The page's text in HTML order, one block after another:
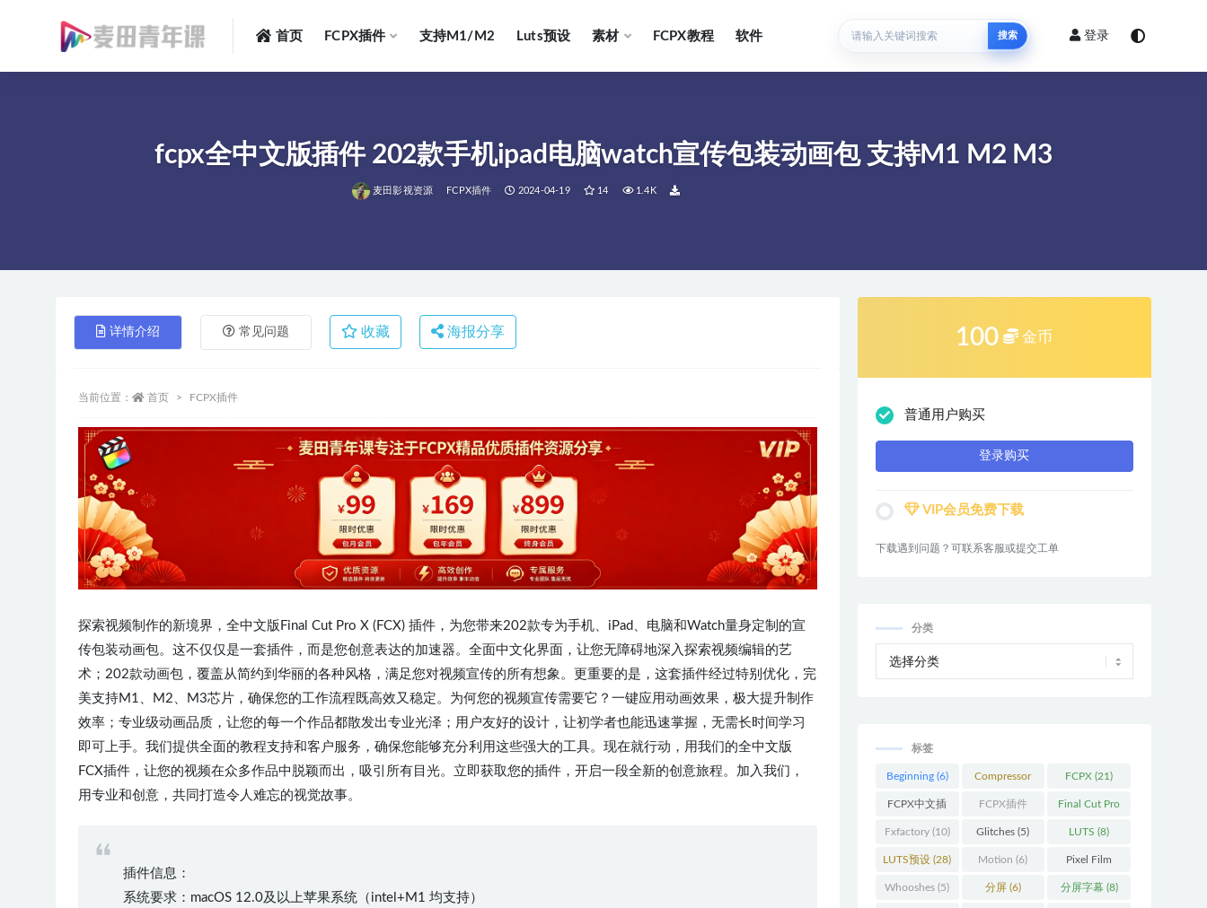
首页 FCPX插件 支持M1/M2 Luts预设 素材 FCPX教程 软件 搜索 登录
fcpx全中文版插件 202款手机ipad电脑watch宣传包装动画包 支持M1 M2 M3
麦田影视资源 FCPX插件 2024-04-19 14 1.4K
详情介绍 常见问题 收藏 海报分享
当前位置： 首页 FCPX插件
探索视频制作的新境界，全中文版Final Cut Pro X (FCX) 插件，为您带来202款专为手机、iPad、电脑和Watch量身定制的宣
传包装动画包。这不仅仅是一套插件，而是您创意表达的加速器。全面中文化界面，让您无障碍地深入探索视频编辑的艺
术；202款动画包，覆盖从简约到华丽的各种风格，满足您对视频宣传的所有想象。更重要的是，这套插件经过特别优化，完
美支持M1、M2、M3芯片，确保您的工作流程既高效又稳定。为何您的视频宣传需要它？一键应用动画效果，极大提升制作
效率；专业级动画品质，让您的每一个作品都散发出专业光泽；用户友好的设计，让初学者也能迅速掌握，无需长时间学习
即可上手。我们提供全面的教程支持和客户服务，确保您能够充分利用这些强大的工具。现在就行动，用我们的全中文版
FCX插件，让您的视频在众多作品中脱颖而出，吸引所有目光。立即获取您的插件，开启一段全新的创意旅程。加入我们，
用专业和创意，共同打造令人难忘的视觉故事。
插件信息：
系统要求：macOS 12.0及以上苹果系统（intel+M1 均支持）
100 金币
普通用户购买
登录购买
VIP会员免费下载
下载遇到问题？可联系客服或提交工单
分类
标签
Beginning(6) Compressor
(9)
FCPX (21)
FCPX中文插
件(26)
FCPX插件
(109)
Final Cut Pro
(13)
Fxfactory(10) Glitches (5) LUTS (8)
LUTS预设 (28) Motion (6) Pixel Film
Studios(11)
Whooshes (5) 分屏(6) 分屏字幕 (8)